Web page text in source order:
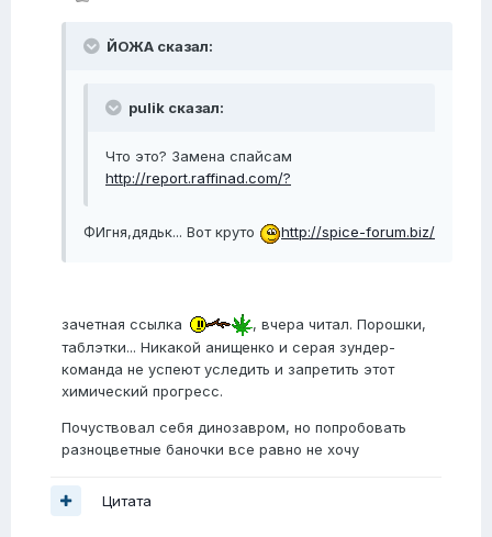
ЙОЖА сказал:
pulik сказал:
Что это? Замена спайсам
http://report.raffinad.com/?
ФИгня,дядьк... Вот круто http://spice-forum.biz/
зачетная ссылка
, вчера читал. Порошки,
таблэтки... Никакой анищенко и серая зундер-
команда не успеют уследить и запретить этот
химический прогресс.
Почуствовал себя динозавром, но попробовать
разноцветные баночки все равно не хочу
Цитата